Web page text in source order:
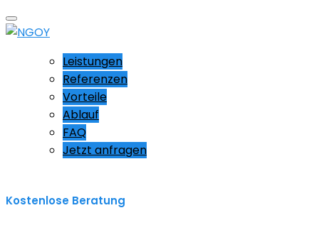
Leistungen
Referenzen
Vorteile
Ablauf
FAQ
Jetzt anfragen
Kostenlose Beratung